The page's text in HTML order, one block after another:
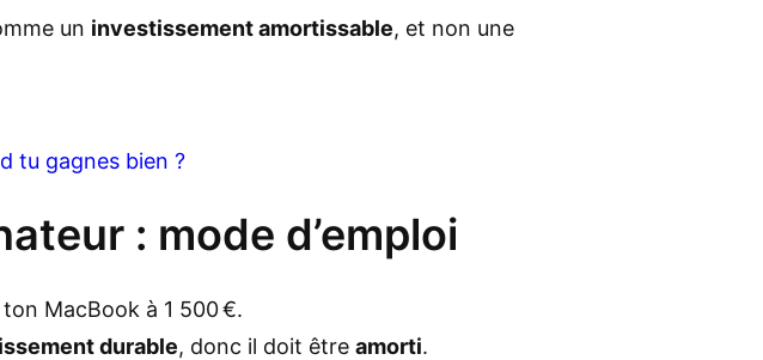
un investissement amortissable, et non une
tu gagnes bien ?
: mode d’emploi
MacBook à 1 500 €.
durable, donc il doit être amorti.